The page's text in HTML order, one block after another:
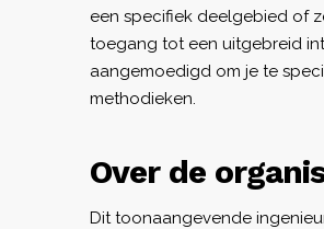
een specifiek deelgebied of
toegang tot een uitgebreid
aangemoedigd om je te
methodieken.
Over de
Dit toonaangevende